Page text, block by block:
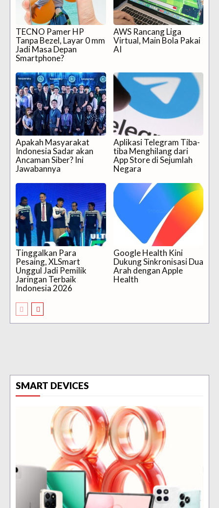
TECNO Pamer HP
Tanpa Bezel, Layar 0 mm
Jadi Masa Depan
Smartphone?
AWS Rancang Liga
Virtual, Main Bola Pakai
AI
Apakah Masyarakat
Indonesia Sadar akan
Ancaman Siber? Ini
Jawabannya
Aplikasi Telegram Tiba-
tiba Menghilang dari
App Store di Sejumlah
Negara
Tinggalkan Para
Pesaing, XLSmart
Unggul Jadi Pemilik
Jaringan Terbaik
Indonesia 2026
Google Health Kini
Dukung Sinkronisasi Dua
Arah dengan Apple
Health
SMART DEVICES